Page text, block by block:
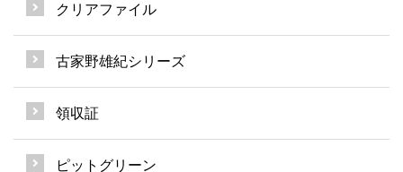
クリアファイル
古家野雄紀シリーズ
領収証
ピットグリーン